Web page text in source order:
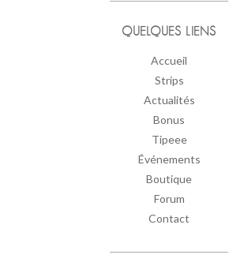
QUELQUES LIENS
Accueil
Strips
Actualités
Bonus
Tipeee
Événements
Boutique
Forum
Contact